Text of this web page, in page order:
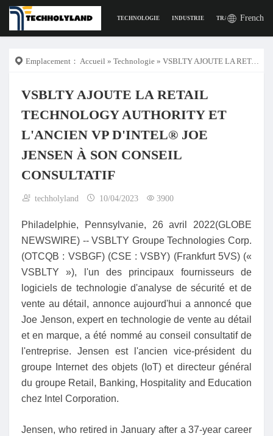
TECHNOLOGIE INDUSTRIE TRAVAIL LA
French
Emplacement： Accueil » Technologie » VSBLTY AJOUTE LA RETAIL TECHNOLOGY AUTHORITY ET L'ANCIEN VP D'INTEL® JOE JENSEN À SON CONSEIL CONSULTATIF
VSBLTY AJOUTE LA RETAIL
TECHNOLOGY AUTHORITY ET
L'ANCIEN VP D'INTEL® JOE
JENSEN À SON CONSEIL
CONSULTATIF
techholyland 10/04/2023 3900
Philadelphie, Pennsylvanie, 26 avril 2022(GLOBE
NEWSWIRE) -- VSBLTY Groupe Technologies Corp.
(OTCQB : VSBGF) (CSE : VSBY) (Frankfurt 5VS) («
VSBLTY »), l'un des principaux fournisseurs de
logiciels de technologie d'analyse de sécurité et de
vente au détail, annonce aujourd'hui a annoncé que
Joe Jenson, expert en technologie de vente au détail
et en marque, a été nommé au conseil consultatif de
l'entreprise. Jensen est l'ancien vice-président du
groupe Internet des objets (IoT) et directeur général
du groupe Retail, Banking, Hospitality and Education
chez Intel Corporation.
Jensen, who retired in January after a 37-year career